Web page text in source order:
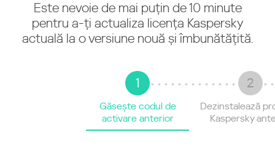
Este nevoie de mai puțin de 10 minute
pentru a-ți actualiza licența Kaspersky
actuală la o versiune nouă și îmbunătățită.
1
Găsește codul de
activare anterior
2
Dezinstalează
Kaspersky